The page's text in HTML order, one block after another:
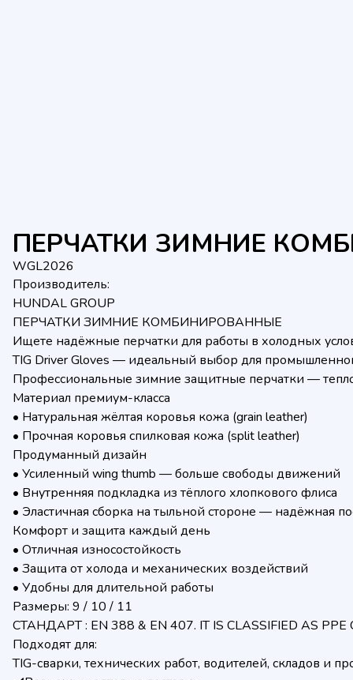
ПЕРЧАТКИ ЗИМНИЕ
WGL2026
Производитель:
HUNDAL GROUP
ПЕРЧАТКИ ЗИМНИЕ КОМБИНИРОВАННЫЕ
Ищете надёжные перчатки для работы в холодных
TIG Driver Gloves — идеальный выбор для
Профессиональные зимние защитные перчатки —
Материал премиум-класса
• Натуральная жёлтая коровья кожа (grain leather)
• Прочная коровья спилковая кожа (split leather)
Продуманный дизайн
• Усиленный wing thumb — больше свободы движений
• Внутренняя подкладка из тёплого хлопкового флиса
• Эластичная сборка на тыльной стороне — надёжная
Комфорт и защита каждый день
• Отличная износостойкость
• Защита от холода и механических воздействий
• Удобны для длительной работы
Размеры: 9 / 10 / 11
СТАНДАРТ : EN 388 & EN 407. IT IS CLASSIFIED AS PPE
Подходят для:
TIG-сварки, технических работ, водителей, складов и